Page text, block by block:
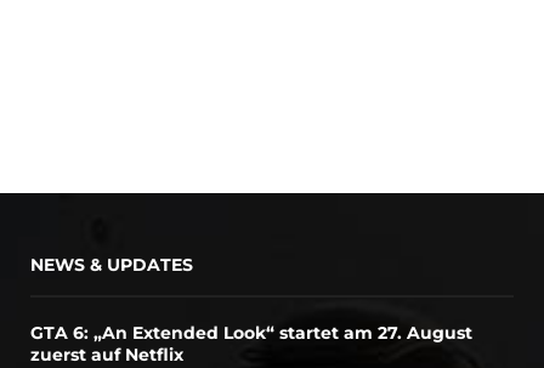
NEWS & UPDATES
GTA 6: „An Extended Look“ startet am 27. August
zuerst auf Netflix